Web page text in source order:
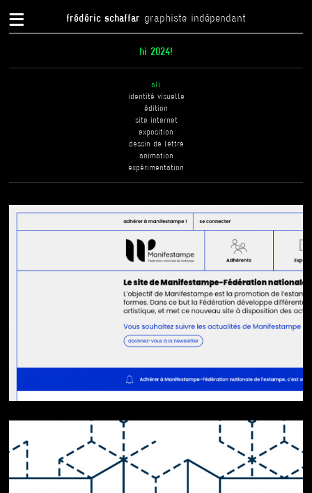
frédéric schaffar graphiste indépendant
{
hi 2024!
all
identité visuelle
édition
site internet
exposition
dessin de lettre
animation
expérimentation